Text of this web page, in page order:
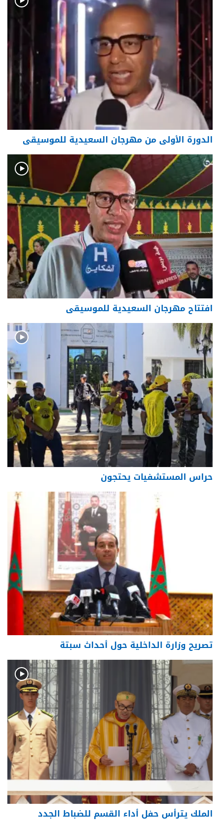
الدورة الأولى من مهرجان السعيدية للموسيقى
افتتاح مهرجان السعيدية للموسيقى
حراس المستشفيات يحتجون
تصريح وزارة الداخلية حول أحداث سبتة
الملك يترأس حفل أداء القسم للضباط الجدد